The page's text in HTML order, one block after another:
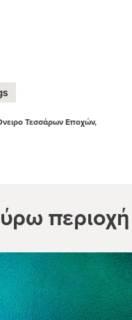
Τεσσάρων Εποχών,
περιοχή